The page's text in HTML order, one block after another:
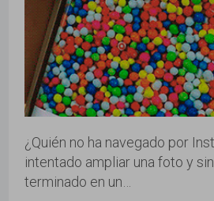
¿Quién no ha navegado por
intentado ampliar una foto y
terminado en un…